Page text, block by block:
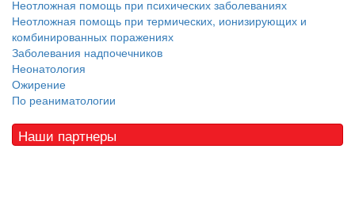
Неотложная помощь при психических заболеваниях
Неотложная помощь при термических, ионизирующих и
комбинированных поражениях
Заболевания надпочечников
Неонатология
Ожирение
По реаниматологии
Наши партнеры